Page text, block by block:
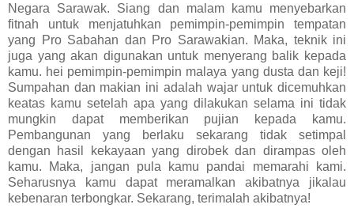
Negara Sarawak. Siang dan malam kamu menyebarkan
fitnah untuk menjatuhkan pemimpin-pemimpin tempatan
yang Pro Sabahan dan Pro Sarawakian. Maka, teknik ini
juga yang akan digunakan untuk menyerang balik kepada
kamu. hei pemimpin-pemimpin malaya yang dusta dan keji!
Sumpahan dan makian ini adalah wajar untuk dicemuhkan
keatas kamu setelah apa yang dilakukan selama ini tidak
mungkin dapat memberikan pujian kepada kamu.
Pembangunan yang berlaku sekarang tidak setimpal
dengan hasil kekayaan yang dirobek dan dirampas oleh
kamu. Maka, jangan pula kamu pandai memarahi kami.
Seharusnya kamu dapat meramalkan akibatnya jikalau
kebenaran terbongkar. Sekarang, terimalah akibatnya!